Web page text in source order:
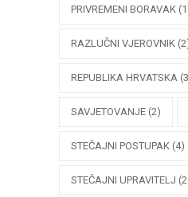
PRIVREMENI BORAVAK
RAZLUČNI VJEROVNIK
REPUBLIKA HRVATSKA
SAVJETOVANJE (2)
STEČAJNI POSTUPAK (4)
STEČAJNI UPRAVITELJ